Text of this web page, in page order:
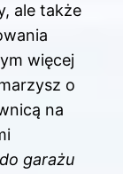
ale także
więcej
o
na
garażu